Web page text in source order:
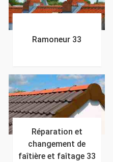
Ramoneur 33
Réparation et
changement de
faîtière et faîtage 33